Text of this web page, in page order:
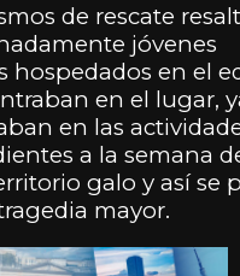
de rescate
jóvenes
hospedados en el
en el lugar,
en las
a la semana
galo y así se
mayor.